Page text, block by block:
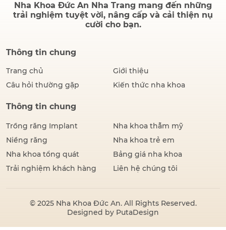
Nha Khoa Đức An Nha Trang mang đến những
trải nghiệm tuyệt vời, nâng cấp và cải thiện nụ
cười cho bạn.
Thông tin chung
Trang chủ
Giới thiệu
Câu hỏi thường gặp
Kiến thức nha khoa
Thông tin chung
Trồng răng Implant
Nha khoa thẫm mỹ
Niềng răng
Nha khoa trẻ em
Nha khoa tổng quát
Bảng giá nha khoa
Trải nghiệm khách hàng
Liên hệ chúng tôi
© 2025 Nha Khoa Đức An. All Rights Reserved.
Designed by PutaDesign